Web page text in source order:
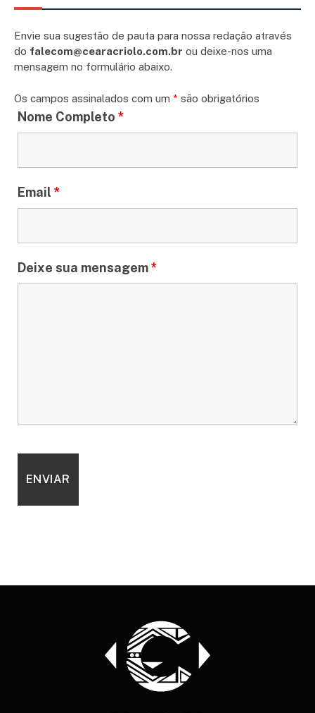
Envie sua sugestão de pauta para nossa redação através
do falecom@cearacriolo.com.br ou deixe-nos uma
mensagem no formulário abaixo.
Os campos assinalados com um * são obrigatórios
Nome Completo *
Email *
Deixe sua mensagem*